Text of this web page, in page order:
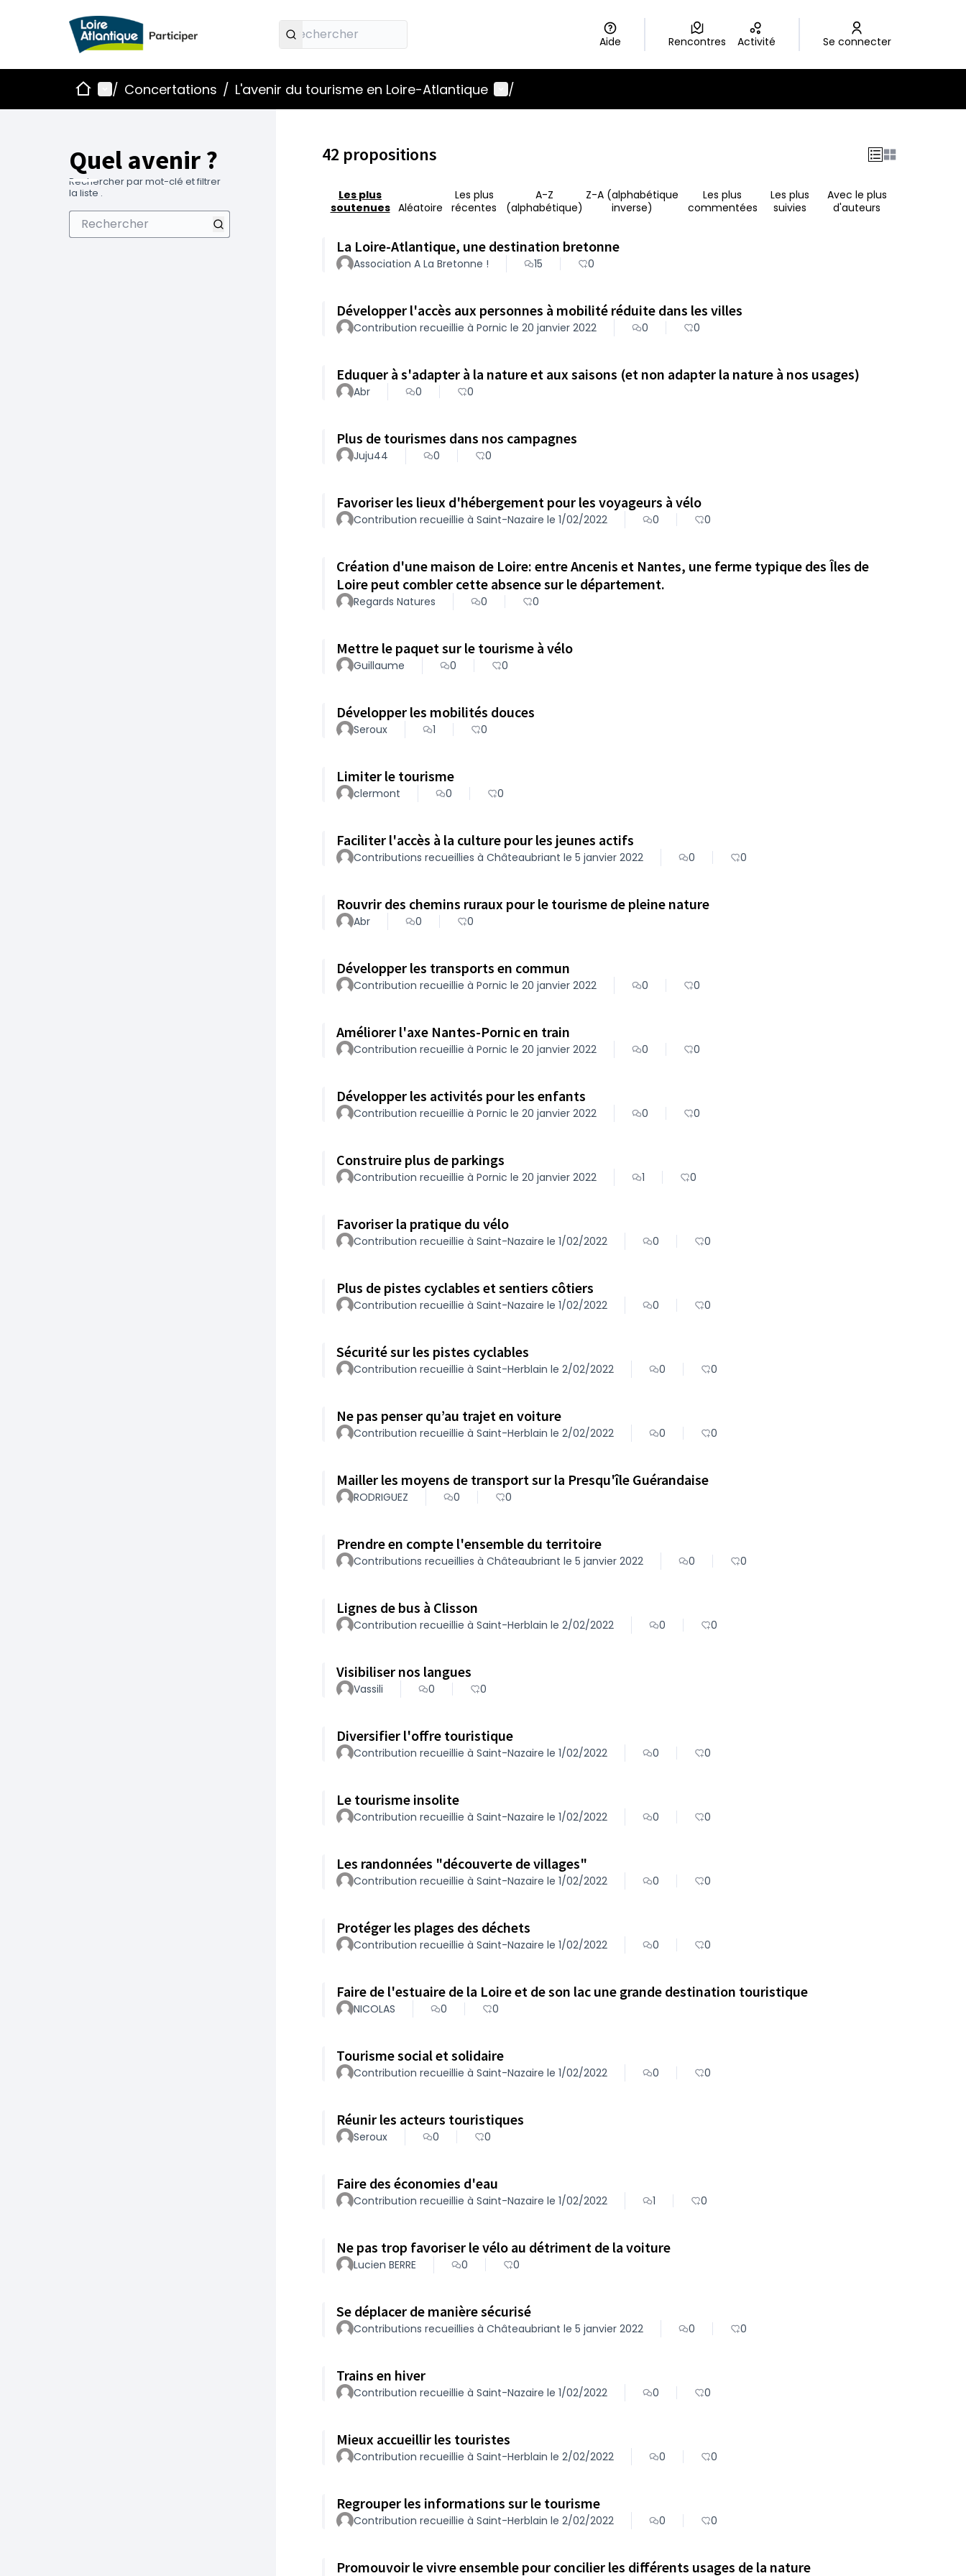
Aide Rencontres Activité Se connecter
AccueilMenu principal
/ Concertations / L'avenir du tourisme en Loire-Atlantique Menu utilisateur
/
Quel avenir ?
Rechercher par mot-clé et filtrer
la liste .
42 propositions
Les plus
soutenues Aléatoire
Les plus
récentes
A-Z
(alphabétique)
Z-A (alphabétique
inverse)
Les plus
commentées
Les plus
suivies
Avec le plus
d'auteurs
La Loire-Atlantique, une destination bretonne
Association A La Bretonne ! 15 0
Développer l'accès aux personnes à mobilité réduite dans les villes
Contribution recueillie à Pornic le 20 janvier 2022 0 0
Eduquer à s'adapter à la nature et aux saisons (et non adapter la nature à nos usages)
Abr 0 0
Plus de tourismes dans nos campagnes
Juju44 0 0
Favoriser les lieux d'hébergement pour les voyageurs à vélo
Contribution recueillie à Saint-Nazaire le 1/02/2022 0 0
Création d'une maison de Loire: entre Ancenis et Nantes, une ferme typique des Îles de
Loire peut combler cette absence sur le département.
Regards Natures 0 0
Mettre le paquet sur le tourisme à vélo
Guillaume 0 0
Développer les mobilités douces
Seroux 1 0
Limiter le tourisme
clermont 0 0
Faciliter l'accès à la culture pour les jeunes actifs
Contributions recueillies à Châteaubriant le 5 janvier 2022 0 0
Rouvrir des chemins ruraux pour le tourisme de pleine nature
Abr 0 0
Développer les transports en commun
Contribution recueillie à Pornic le 20 janvier 2022 0 0
Améliorer l'axe Nantes-Pornic en train
Contribution recueillie à Pornic le 20 janvier 2022 0 0
Développer les activités pour les enfants
Contribution recueillie à Pornic le 20 janvier 2022 0 0
Construire plus de parkings
Contribution recueillie à Pornic le 20 janvier 2022 1 0
Favoriser la pratique du vélo
Contribution recueillie à Saint-Nazaire le 1/02/2022 0 0
Plus de pistes cyclables et sentiers côtiers
Contribution recueillie à Saint-Nazaire le 1/02/2022 0 0
Sécurité sur les pistes cyclables
Contribution recueillie à Saint-Herblain le 2/02/2022 0 0
Ne pas penser qu’au trajet en voiture
Contribution recueillie à Saint-Herblain le 2/02/2022 0 0
Mailler les moyens de transport sur la Presqu'île Guérandaise
RODRIGUEZ 0 0
Prendre en compte l'ensemble du territoire
Contributions recueillies à Châteaubriant le 5 janvier 2022 0 0
Lignes de bus à Clisson
Contribution recueillie à Saint-Herblain le 2/02/2022 0 0
Visibiliser nos langues
Vassili 0 0
Diversifier l'offre touristique
Contribution recueillie à Saint-Nazaire le 1/02/2022 0 0
Le tourisme insolite
Contribution recueillie à Saint-Nazaire le 1/02/2022 0 0
Les randonnées "découverte de villages"
Contribution recueillie à Saint-Nazaire le 1/02/2022 0 0
Protéger les plages des déchets
Contribution recueillie à Saint-Nazaire le 1/02/2022 0 0
Faire de l'estuaire de la Loire et de son lac une grande destination touristique
NICOLAS 0 0
Tourisme social et solidaire
Contribution recueillie à Saint-Nazaire le 1/02/2022 0 0
Réunir les acteurs touristiques
Seroux 0 0
Faire des économies d'eau
Contribution recueillie à Saint-Nazaire le 1/02/2022 1 0
Ne pas trop favoriser le vélo au détriment de la voiture
Lucien BERRE 0 0
Se déplacer de manière sécurisé
Contributions recueillies à Châteaubriant le 5 janvier 2022 0 0
Trains en hiver
Contribution recueillie à Saint-Nazaire le 1/02/2022 0 0
Mieux accueillir les touristes
Contribution recueillie à Saint-Herblain le 2/02/2022 0 0
Regrouper les informations sur le tourisme
Contribution recueillie à Saint-Herblain le 2/02/2022 0 0
Promouvoir le vivre ensemble pour concilier les différents usages de la nature